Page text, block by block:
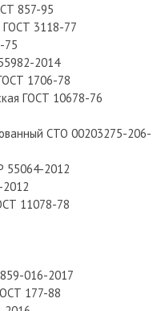
857-95
ГОСТ 3118-77
75
2014
1706-78
ГОСТ 10678-76
СТО 00203275-206-
55064-2012
11078-78
016-2017
177-88